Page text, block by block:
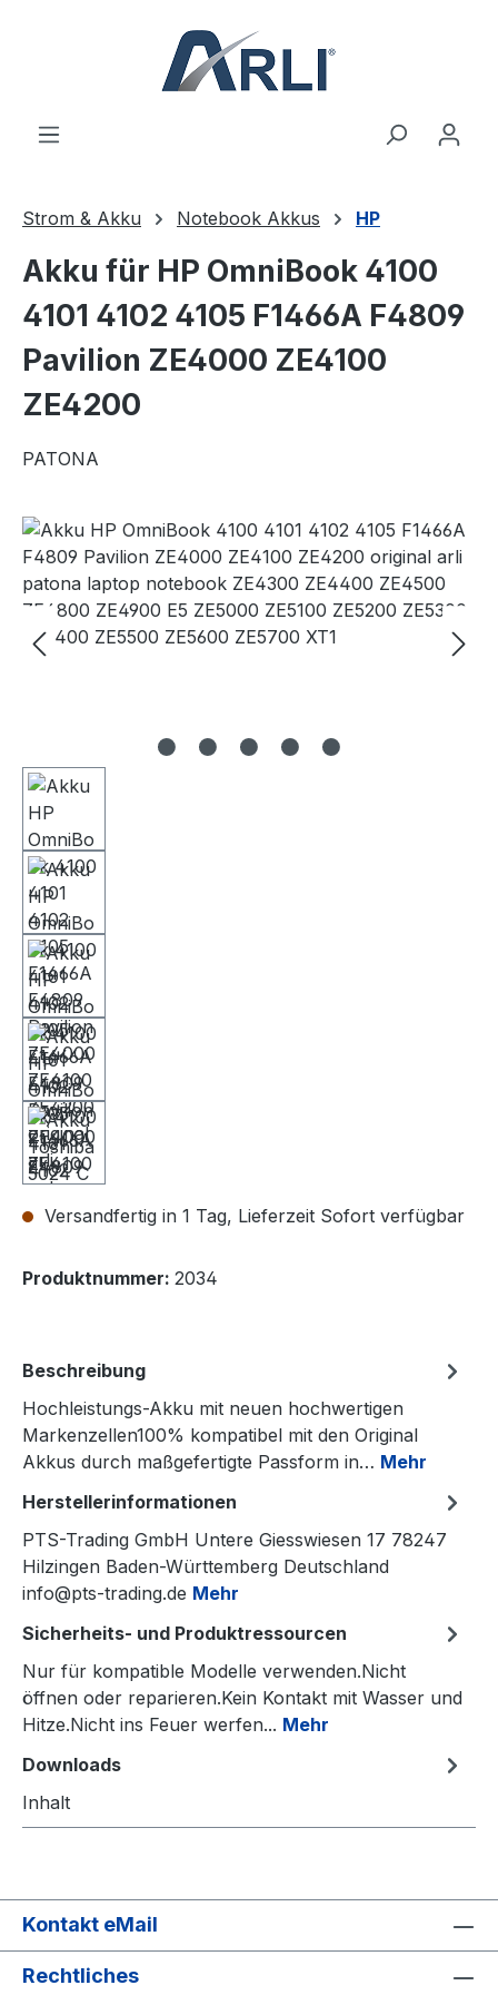
Strom & Akku Notebook Akkus HP
Akku für HP OmniBook 4100
4101 4102 4105 F1466A F4809
Pavilion ZE4000 ZE4100
ZE4200
PATONA
Bildergalerie überspringen
Versandfertig in 1 Tag, Lieferzeit Sofort verfügbar
Produktnummer: 2034
Beschreibung
Hochleistungs-Akku mit neuen hochwertigen
Markenzellen100% kompatibel mit den Original
Akkus durch maßgefertigte Passform in… Mehr
Herstellerinformationen
PTS-Trading GmbH Untere Giesswiesen 17 78247
Hilzingen Baden-Württemberg Deutschland
info@pts-trading.de Mehr
Sicherheits- und Produktressourcen
Nur für kompatible Modelle verwenden.Nicht
öffnen oder reparieren.Kein Kontakt mit Wasser und
Hitze.Nicht ins Feuer werfen... Mehr
Downloads
Inhalt
Kontakt eMail
Rechtliches